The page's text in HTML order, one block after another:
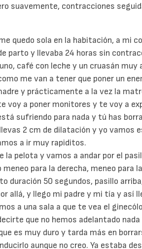
suavemente, contracciones
quedo sola en la habitación, a mi
parto y llevaba 24 horas sin
café con leche y un cruasán
me van a tener que poner un
y prácticamente a la vez la
voy a poner monitores y te voy a
sufriendo para nada y tú has
2 cm de dilatación y yo vamos
a ir muy rapiditos.
la pelota y vamos a andar por el
para la derecha, meneo para
duración 50 segundos, pasillo
allá, y llego mi padre y mi tía y así
a una sala a que te vea el
que no hemos adelantado
es muy duro y tarda más en
aunque no creo. Ya estaba